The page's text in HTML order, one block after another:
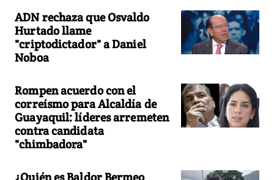
ADN rechaza que Osvaldo
Hurtado llame
"criptodictador" a Daniel
Noboa
Rompen acuerdo con el
correísmo para Alcaldía de
Guayaquil: líderes arremeten
contra candidata
"chimbadora"
¿Quién es Baldor Bermeo